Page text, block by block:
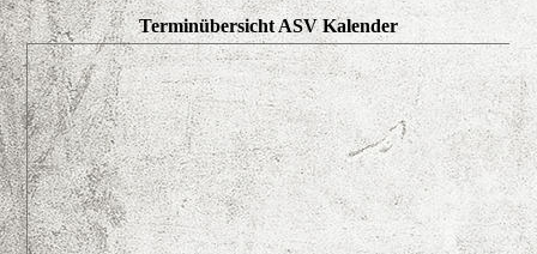
Terminübersicht ASV Kalender